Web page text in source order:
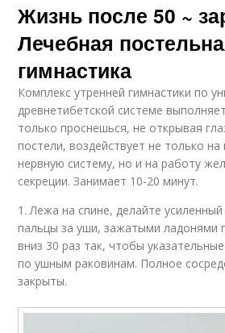
Жизнь после 50 ~
Лечебная
гимнастика
Комплекс утренней гимнастики по
древнетибетской системе
только проснешься, не открывая
постели, воздействует не только
нервную систему, но и на работу
секреции. Занимает 10-20 минут.
1. Лежа на спине, делайте
пальцы за уши, зажатыми ладонями
вниз 30 раз так, чтобы
по ушным раковинам. Полное
закрыты.